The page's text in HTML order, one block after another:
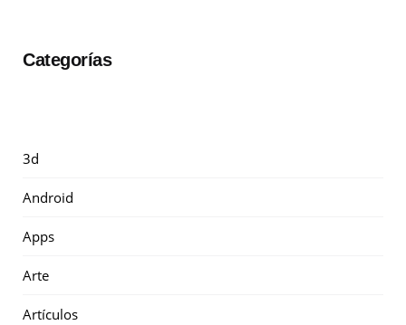
Categorías
3d
Android
Apps
Arte
Artículos